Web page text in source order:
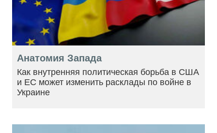
Анатомия Запада
Как внутренняя политическая борьба в США
и ЕС может изменить расклады по войне в
Украине